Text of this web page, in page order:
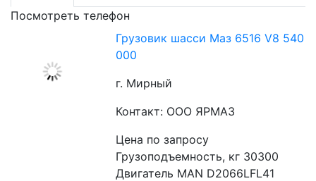
Посмотреть телефон
Грузовик шасси Маз 6516 V8 540
000
г. Мирный
Контакт: ООО ЯРМАЗ
Цена по запросу
Грузоподъемность, кг 30300
Двигатель MAN D2066LFL41